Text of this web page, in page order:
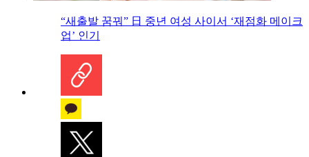
“새출발 꿈꿔” 日 중년 여성 사이서 ‘재점화 메이크
업’ 인기